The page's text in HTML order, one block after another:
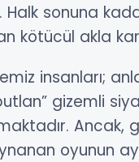
sonuna
kötücül akla
insanları;
gizemli
Ancak,
oyunun